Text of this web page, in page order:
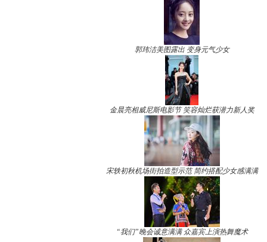
郭玮洁美图露出 变身元气少女
金晨亮相威尼斯电影节 笑容灿烂获潜力新人奖
宋轶初秋机场街拍造型示范 简约搭配少女感满满
“我们”晚会诚意满满 众嘉宾上演热舞魔术